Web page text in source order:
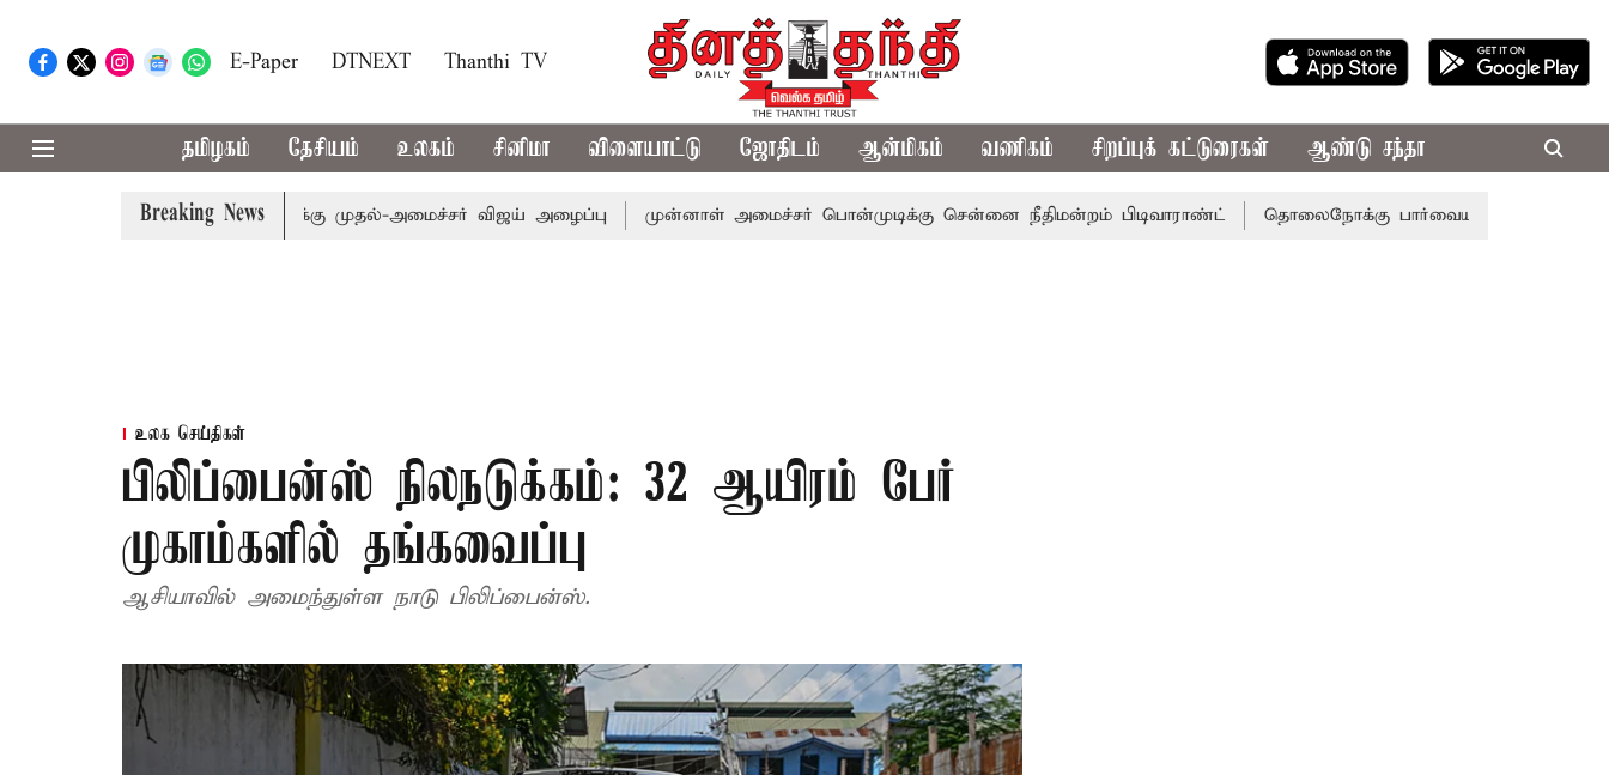
E-Paper DTNEXT Thanthi TV
தமிழகம் தேசியம் உலகம் சினிமா விளையாட்டு ஜோதிடம் ஆன்மிகம் வணிகம் சிறப்புக் கட்டுரைகள் ஆண்டு சந்தா
Breaking News
எம்.பி.க்கள் கூட்டத்துக்கு முதல்-அமைச்சர் விஜய் அழைப்பு முன்னாள் அமைச்சர் பொன்முடிக்கு சென்னை நீதிமன்றம் பிடிவாராண்ட் தொலைநோக்கு பார்வையுடன் கூடிய வேளாண்
உலக செய்திகள்
பிலிப்பைன்ஸ் நிலநடுக்கம்: 32 ஆயிரம் பேர்
முகாம்களில் தங்கவைப்பு
ஆசியாவில் அமைந்துள்ள நாடு பிலிப்பைன்ஸ்.